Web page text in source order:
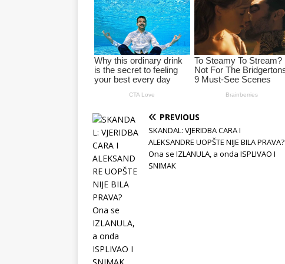
PREVIOUS
SKANDAL: VJERIDBA CARA I
ALEKSANDRE UOPŠTE NIJE BILA PRAVA?
Ona se IZLANULA, a onda ISPLIVAO I
SNIMAK